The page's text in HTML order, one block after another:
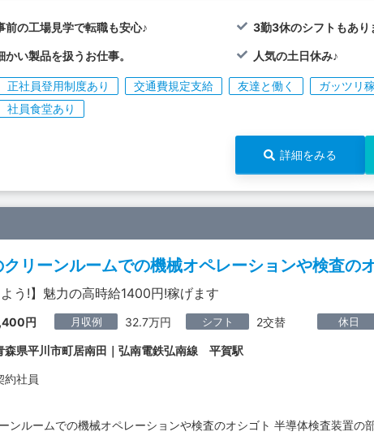
前の工場見学で転職も安心♪ 3勤3休のシフトもあり
かい製品を扱うお仕事。 人気の土日休み♪
正社員登用制度あり 交通費規定支給 友達と働く ガッツリ
社員食堂あり
詳細をみる
リーンルームでの機械オペレーションや検査の
よう!】魅力の高時給1400円!稼げます
円 月収例 32.7万円 シフト 2交替 休日
森県平川市町居南田｜弘南電鉄弘南線 平賀駅
約社員
ンルームでの機械オペレーションや検査のオシゴト 半導体検査装置の